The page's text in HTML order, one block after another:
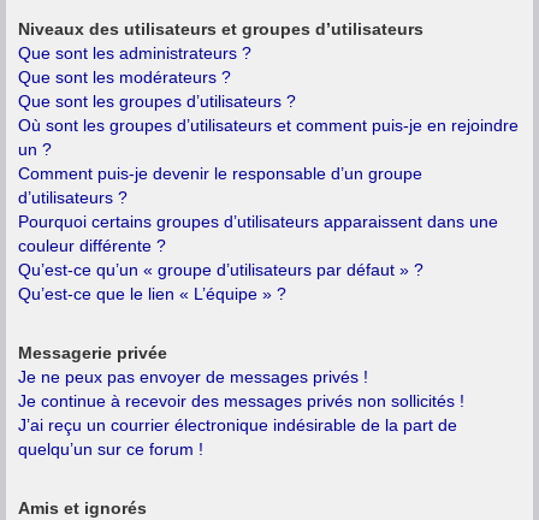
Niveaux des utilisateurs et groupes d’utilisateurs
Que sont les administrateurs ?
Que sont les modérateurs ?
Que sont les groupes d’utilisateurs ?
Où sont les groupes d’utilisateurs et comment puis-je en rejoindre
un ?
Comment puis-je devenir le responsable d’un groupe
d’utilisateurs ?
Pourquoi certains groupes d’utilisateurs apparaissent dans une
couleur différente ?
Qu’est-ce qu’un « groupe d’utilisateurs par défaut » ?
Qu’est-ce que le lien « L’équipe » ?
Messagerie privée
Je ne peux pas envoyer de messages privés !
Je continue à recevoir des messages privés non sollicités !
J’ai reçu un courrier électronique indésirable de la part de
quelqu’un sur ce forum !
Amis et ignorés